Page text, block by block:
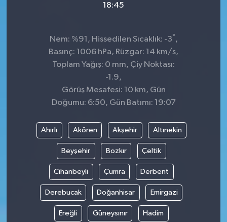
18:45
Nem: %91, Hissedilen Sıcaklık: -3°,
Basınç: 1006 hPa, Rüzgar: 14 km/s,
Toplam Yağış: 0 mm, Çiy Noktası:
-1.9,
Görüş Mesafesi: 10 km, Gün
Doğumu: 6:50, Gün Batımı: 19:07
Ahırlı Akören Akşehir Altınekin
Beyşehir Bozkır Çeltik
Cihanbeyli Çumra Derbent
Derebucak Doğanhisar Emirgazi
Ereğli Güneysınır Hadim